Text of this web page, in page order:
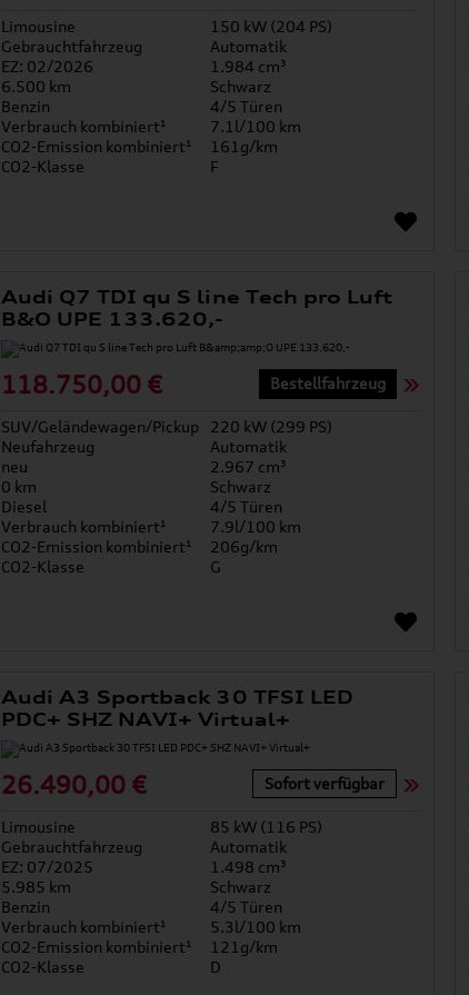
Limousine
150 kW (204 PS)
Gebrauchtfahrzeug
Automatik
EZ: 02/2026
1.984 cm³
6.500 km
Schwarz
Benzin
4/5 Türen
Verbrauch kombiniert¹
7.1l/100 km
CO2-Emission kombiniert¹
161g/km
CO2-Klasse
F
Audi Q7 TDI qu S line Tech pro Luft
B&O UPE 133.620,-
118.750,00 € Bestellfahrzeug
SUV/Geländewagen/Pickup
220 kW (299 PS)
Neufahrzeug
Automatik
neu
2.967 cm³
0 km
Schwarz
Diesel
4/5 Türen
Verbrauch kombiniert¹
7.9l/100 km
CO2-Emission kombiniert¹
206g/km
CO2-Klasse
G
Audi A3 Sportback 30 TFSI LED
PDC+ SHZ NAVI+ Virtual+
26.490,00 € Sofort verfügbar
Limousine
85 kW (116 PS)
Gebrauchtfahrzeug
Automatik
EZ: 07/2025
1.498 cm³
5.985 km
Schwarz
Benzin
4/5 Türen
Verbrauch kombiniert¹
5.3l/100 km
CO2-Emission kombiniert¹
121g/km
CO2-Klasse
D